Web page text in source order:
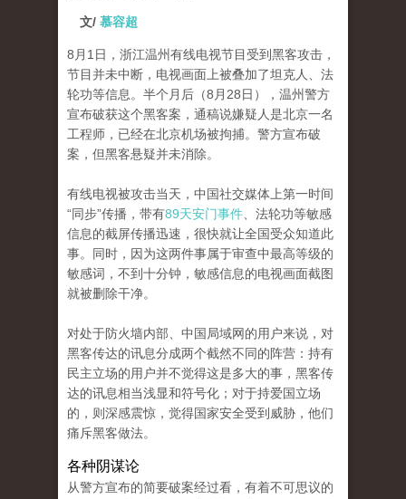
文/ 慕容超
8月1日，浙江温州有线电视节目受到黑客攻击，
节目并未中断，电视画面上被叠加了坦克人、法
轮功等信息。半个月后（8月28日），温州警方
宣布破获这个黑客案，通稿说嫌疑人是北京一名
工程师，已经在北京机场被拘捕。警方宣布破
案，但黑客悬疑并未消除。
有线电视被攻击当天，中国社交媒体上第一时间
“同步”传播，带有89天安门事件 、法轮功等敏感
信息的截屏传播迅速，很快就让全国受众知道此
事。同时，因为这两件事属于审查中最高等级的
敏感词，不到十分钟，敏感信息的电视画面截图
就被删除干净。
对处于防火墙内部、中国局域网的用户来说，对
黑客传达的讯息分成两个截然不同的阵营：持有
民主立场的用户并不觉得这是多大的事，黑客传
达的讯息相当浅显和符号化；对于持爱国立场
的，则深感震惊，觉得国家安全受到威胁，他们
痛斥黑客做法。
各种阴谋论
从警方宣布的简要破案经过看，有着不可思议的